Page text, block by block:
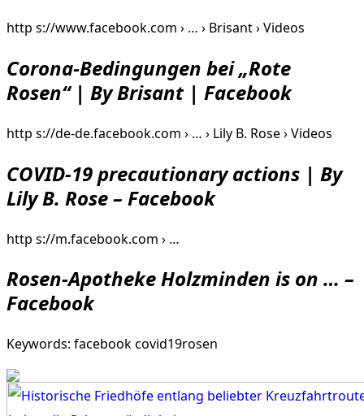
http s://www.facebook.com › … › Brisant › Videos
Corona-Bedingungen bei „Rote
Rosen“ | By Brisant | Facebook
http s://de-de.facebook.com › … › Lily B. Rose › Videos
COVID-19 precautionary actions | By
Lily B. Rose – Facebook
http s://m.facebook.com › …
Rosen-Apotheke Holzminden is on … –
Facebook
Keywords: facebook covid19rosen